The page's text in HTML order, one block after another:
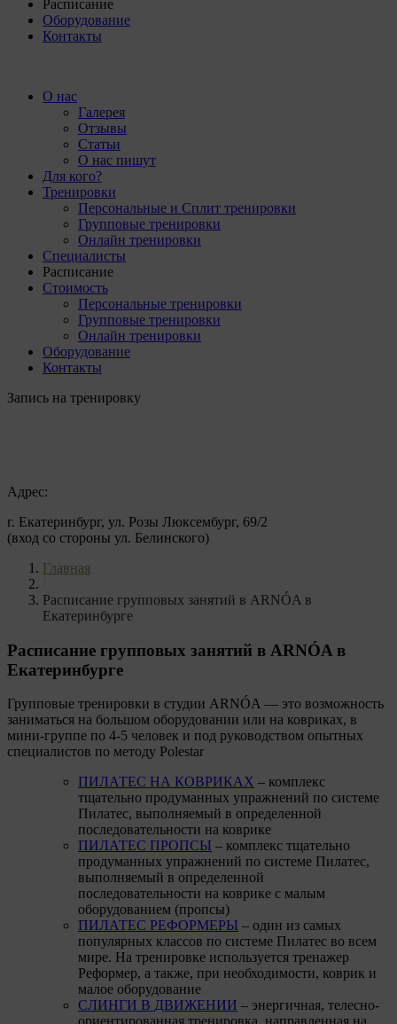
Расписание
Оборудование
Контакты
О нас
Галерея
Отзывы
Статьи
О нас пишут
Для кого?
Тренировки
Персональные и Сплит тренировки
Групповые тренировки
Онлайн тренировки
Специалисты
Расписание
Стоимость
Персональные тренировки
Групповые тренировки
Онлайн тренировки
Оборудование
Контакты
Запись на тренировку
Адрес:
г. Екатеринбург, ул. Розы Люксембург, 69/2
(вход со стороны ул. Белинского)
Главная
Расписание групповых занятий в ARNÓA в
Екатеринбурге
Расписание групповых занятий в ARNÓA в
Екатеринбурге
Групповые тренировки в студии ARNÓA — это возможность
заниматься на большом оборудовании или на ковриках, в
мини-группе по 4-5 человек и под руководством опытных
специалистов по методу Polestar
ПИЛАТЕС НА КОВРИКАХ – комплекс
тщательно продуманных упражнений по системе
Пилатес, выполняемый в определенной
последовательности на коврике
ПИЛАТЕС ПРОПСЫ – комплекс тщательно
продуманных упражнений по системе Пилатес,
выполняемый в определенной
последовательности на коврике с малым
оборудованием (пропсы)
ПИЛАТЕС РЕФОРМЕРЫ – один из самых
популярных классов по системе Пилатес во всем
мире. На тренировке используется тренажер
Реформер, а также, при необходимости, коврик и
малое оборудование
СЛИНГИ В ДВИЖЕНИИ – энергичная, телесно-